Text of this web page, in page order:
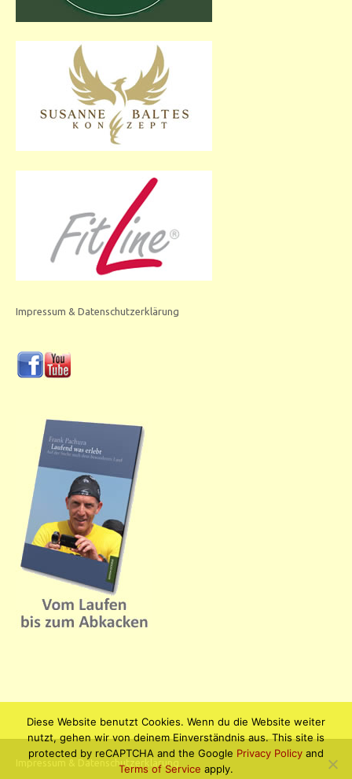
Impressum & Datenschutzerklärung
Impressum & Datenschutzerklärung
Diese Website benutzt Cookies. Wenn du die Website weiter
nutzt, gehen wir von deinem Einverständnis aus. This site is
protected by reCAPTCHA and the Google Privacy Policy and
Terms of Service apply.